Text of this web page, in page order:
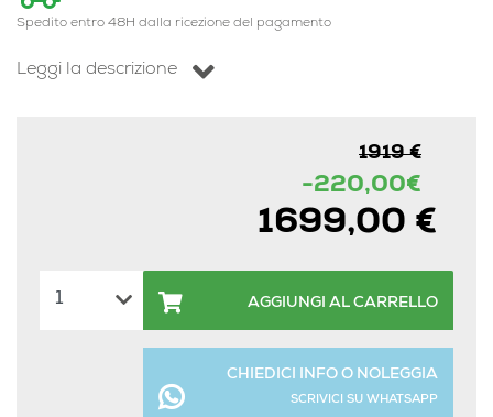
Spedito entro 48H dalla ricezione del pagamento
Leggi la descrizione
1919 €
-220,00€
1699,00 €
AGGIUNGI AL CARRELLO
CHIEDICI INFO O NOLEGGIA
SCRIVICI SU WHATSAPP